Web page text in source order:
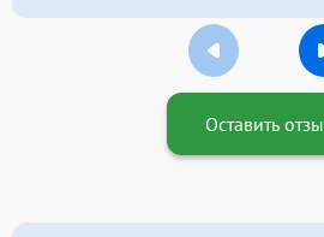
Оставить